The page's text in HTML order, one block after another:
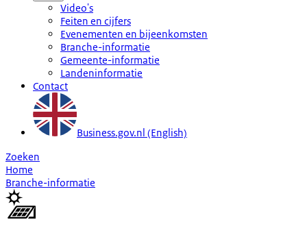
Video's
Feiten en cijfers
Evenementen en bijeenkomsten
Branche-informatie
Gemeente-informatie
Landeninformatie
Contact
Business.gov.nl (English)
Zoeken
Home
Branche-informatie